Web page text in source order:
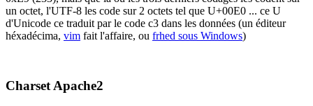
un octet, l'UTF-8 les code sur 2 octets tel que U+00E0 ... ce U
d'Unicode ce traduit par le code c3 dans les données (un éditeur
héxadécima, vim fait l'affaire, ou frhed sous Windows)
Charset Apache2